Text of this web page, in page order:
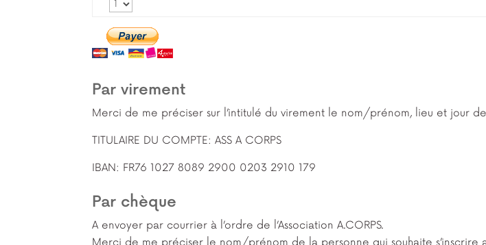
Par virement
Merci de me préciser sur l’intitulé du virement le nom/prénom, lieu et jour
TITULAIRE DU COMPTE: ASS A CORPS
IBAN: FR76 1027 8089 2900 0203 2910 179
Par chèque
A envoyer par courrier à l’ordre de l’Association A.CORPS.
Merci de me préciser le nom/prénom de la personne qui souhaite s’inscrire